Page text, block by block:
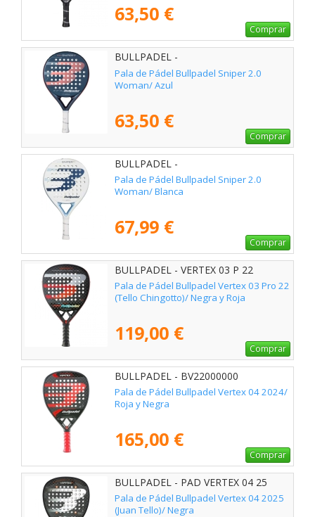
63,50 €
Comprar
BULLPADEL -
Pala de Pádel Bullpadel Sniper 2.0
Woman/ Azul
63,50 €
Comprar
BULLPADEL -
Pala de Pádel Bullpadel Sniper 2.0
Woman/ Blanca
67,99 €
Comprar
BULLPADEL - VERTEX 03 P 22
Pala de Pádel Bullpadel Vertex 03 Pro 22
(Tello Chingotto)/ Negra y Roja
119,00 €
Comprar
BULLPADEL - BV22000000
Pala de Pádel Bullpadel Vertex 04 2024/
Roja y Negra
165,00 €
Comprar
BULLPADEL - PAD VERTEX 04 25
Pala de Pádel Bullpadel Vertex 04 2025
(Juan Tello)/ Negra